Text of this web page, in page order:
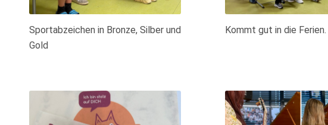
Sportabzeichen in Bronze, Silber und
Gold
Kommt gut in die Ferien.